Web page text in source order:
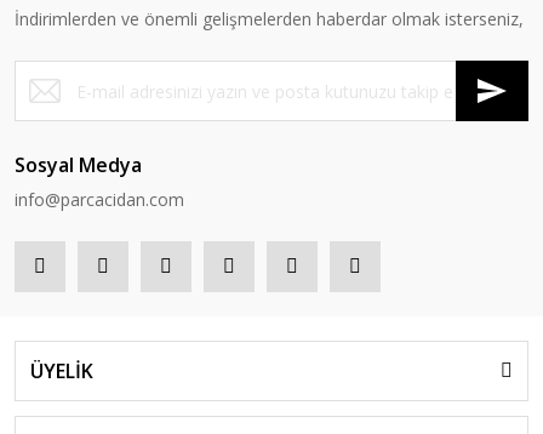
İndirimlerden ve önemli gelişmelerden haberdar olmak isterseniz,
Sosyal Medya
info@parcacidan.com
ÜYELİK